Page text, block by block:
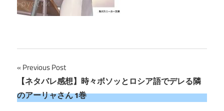
投
稿
Previous Post
【ネタバレ感想】時々ボソッとロシア語でデレる隣
のアーリャさん 1巻